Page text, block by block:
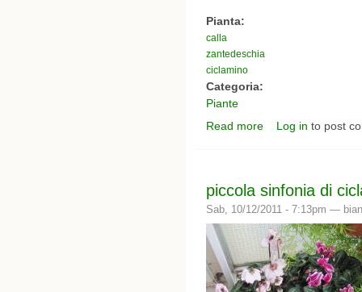
Pianta:
calla
zantedeschia
ciclamino
Categoria:
Piante
Read more about lievi scherzi
Log in to post
piccola sinfonia di
Sab, 10/12/2011 - 7:13pm —